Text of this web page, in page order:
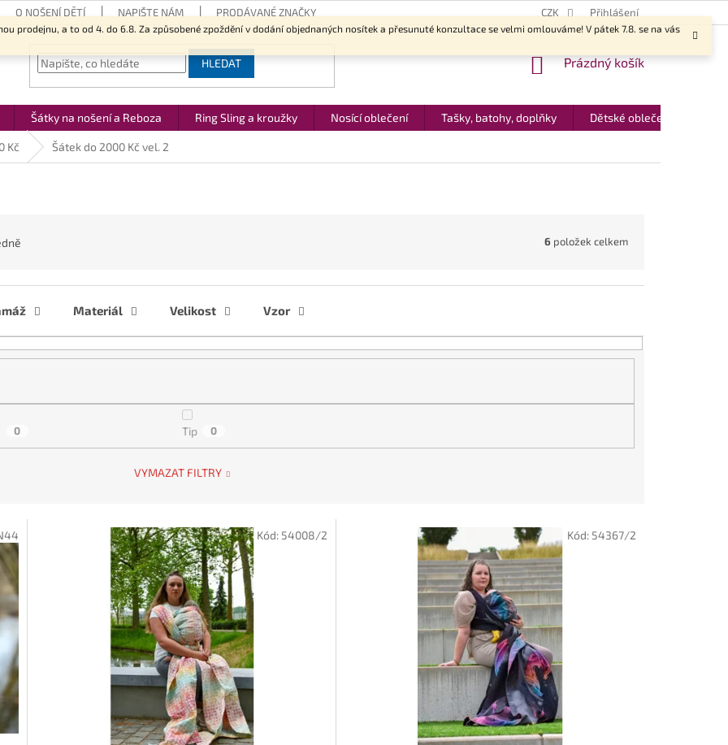
prodejnu, a to od 4. do 6.8. Za způsobené zpoždění v dodání objednaných nosítek a přesunuté konzultace se velmi omlouváme! V pátek 7.8. se na vás
O NOŠENÍ DĚTÍ NAPIŠTE NÁM PRODÁVANÉ ZNAČKY CZK Přihlášení
HLEDAT
NÁKUPNÍ
Prázdný košík
Šátky na nošení a Reboza Ring Sling a kroužky Nosící oblečení Tašky, batohy, doplňky Dětské oblečení
Kč Šátek do 2000 Kč vel. 2
6 položek celkem
Materiál Velikost Vzor
0 Tip 0
VYMAZAT FILTRY
Kód: 54008/2 Kód: 54367/2